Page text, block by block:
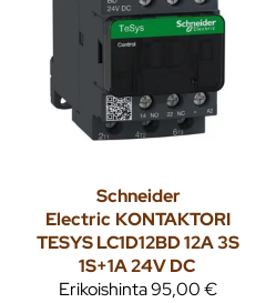
Schneider
Electric KONTAKTORI
TESYS LC1D12BD 12A 3S
1S+1A 24V DC
Erikoishinta95,00 €